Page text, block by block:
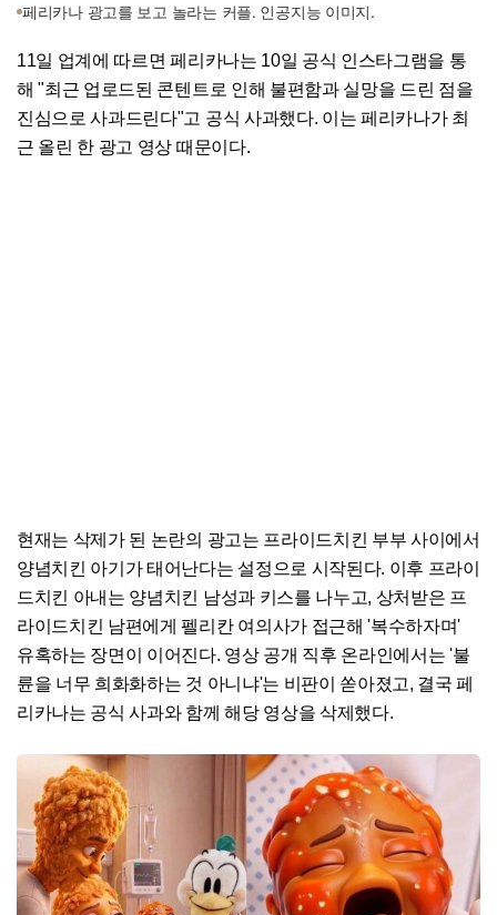
페리카나 광고를 보고 놀라는 커플. 인공지능 이미지.
11일 업계에 따르면 페리카나는 10일 공식 인스타그램을 통
해 "최근 업로드된 콘텐트로 인해 불편함과 실망을 드린 점을
진심으로 사과드린다"고 공식 사과했다. 이는 페리카나가 최
근 올린 한 광고 영상 때문이다.
현재는 삭제가 된 논란의 광고는 프라이드치킨 부부 사이에서
양념치킨 아기가 태어난다는 설정으로 시작된다. 이후 프라이
드치킨 아내는 양념치킨 남성과 키스를 나누고, 상처받은 프
라이드치킨 남편에게 펠리칸 여의사가 접근해 '복수하자며'
유혹하는 장면이 이어진다. 영상 공개 직후 온라인에서는 '불
륜을 너무 희화화하는 것 아니냐'는 비판이 쏟아졌고, 결국 페
리카나는 공식 사과와 함께 해당 영상을 삭제했다.